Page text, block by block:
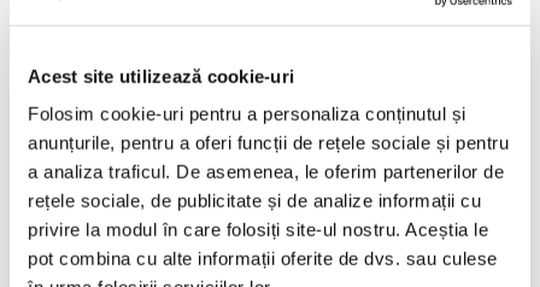
Acest site utilizează cookie-uri
Folosim cookie-uri pentru a personaliza conținutul și
anunțurile, pentru a oferi funcții de rețele sociale și pentru
a analiza traficul. De asemenea, le oferim partenerilor de
rețele sociale, de publicitate și de analize informații cu
privire la modul în care folosiți site-ul nostru. Aceștia le
pot combina cu alte informații oferite de dvs. sau culese
arome. Este vorba despre crearea unei experiențe
Prelungiți persistența aromei: Parfumurile sunt create
pentru a se menține pe piele și pentru a lăsa o
impresie puternică, dar atunci când sunt utilizate în
combinație cu excelentele deodorante Zepter,
persistența lor este semnificativ prelungită. Aceste
deodorante nu numai că vă conferă o senzație de
prospețime pe tot parcursul zilei, dar acționează și ca